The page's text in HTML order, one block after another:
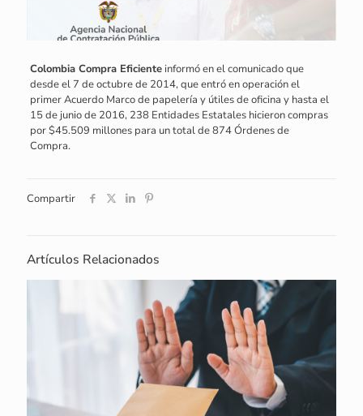
Colombia Compra Eficienteinformó en el comunicado que
desde el 7 de octubre de 2014, que entró en operación el
primer Acuerdo Marco de papelería y útiles de oficina y hasta el
15 de junio de 2016, 238 Entidades Estatales hicieron compras
por $45.509 millones para un total de 874 Órdenes de
Compra.
Compartir
Artículos Relacionados